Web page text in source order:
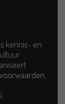
kennis- en
.